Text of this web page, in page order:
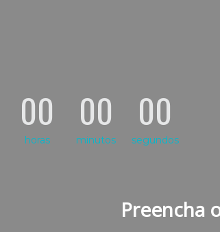
00
horas
00
minutos
00
segundos
Preencha